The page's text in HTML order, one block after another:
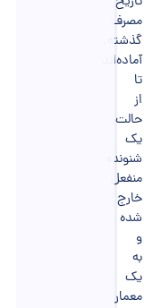
مصرف
گذشته.
آماده‌اند
تا
از
حالت
یک
شنونده
منفعل
خارج
شده
و
به
یک
معمار